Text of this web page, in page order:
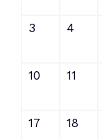
3 4
10 11
17 18